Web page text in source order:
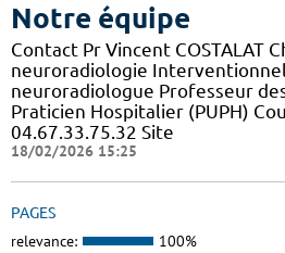
Notre équipe
Contact Pr Vincent COSTALAT
neuroradiologie
neuroradiologue Professeur
Praticien Hospitalier (PUPH)
04.67.33.75.32 Site
18/02/2026 15:25
PAGES
relevance: 100%